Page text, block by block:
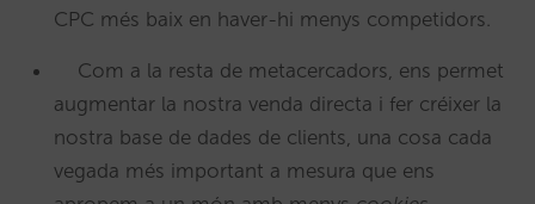
CPC més baix en haver-hi menys competidors.
Com a la resta de metacercadors, ens permet
augmentar la nostra venda directa i fer créixer la
nostra base de dades de clients, una cosa cada
vegada més important a mesura que ens